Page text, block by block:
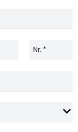
Nr. *